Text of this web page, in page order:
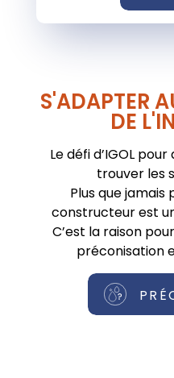
S'ADAPTER
DE
Le défi d’IGOL
trouver les
Plus que
constructeur est
C’est la raison
préconisation